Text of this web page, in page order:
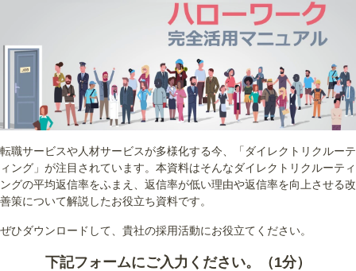
転職サービスや人材サービスが多様化する今、「ダイレクトリクルーテ
ィング」が注目されています。本資料はそんなダイレクトリクルーティ
ングの平均返信率をふまえ、返信率が低い理由や返信率を向上させる改
善策について解説したお役立ち資料です。
ぜひダウンロードして、貴社の採用活動にお役立てください。
下記フォームにご入力ください。（1分）